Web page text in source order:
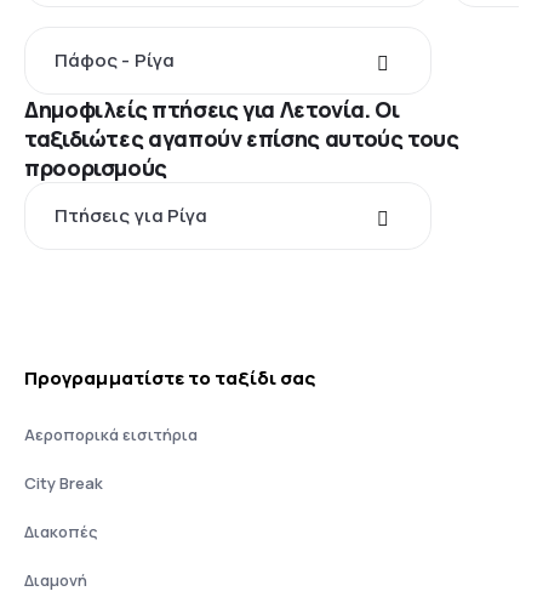
Πάφος - Ρίγα
Δημοφιλείς πτήσεις για Λετονία. Οι
ταξιδιώτες αγαπούν επίσης αυτούς τους
προορισμούς
Πτήσεις για Ρίγα
Προγραμματίστε το ταξίδι σας
Αεροπορικά εισιτήρια
City Break
Διακοπές
Διαμονή